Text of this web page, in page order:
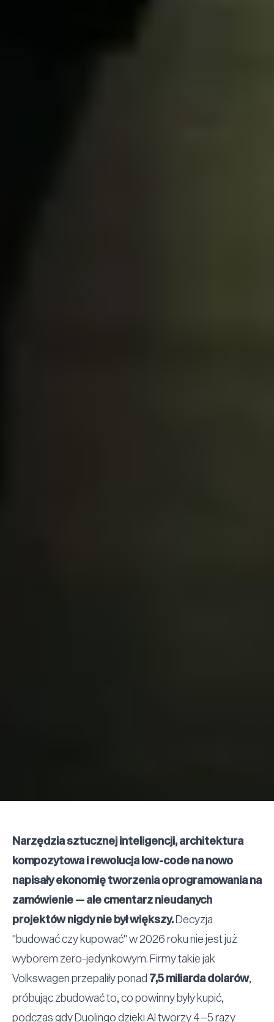
Narzędzia sztucznej inteligencji, architektura
kompozytowa i rewolucja low-code na nowo
napisały ekonomię tworzenia oprogramowania na
zamówienie — ale cmentarz nieudanych
projektów nigdy nie był większy.Decyzja
"budować czy kupować"w 2026 roku nie jest już
wyborem zero-jedynkowym. Firmy takie jak
Volkswagen przepaliły ponad 7,5 miliarda dolarów,
próbując zbudować to, co powinny były kupić,
podczas gdy Duolingo dzięki AI tworzy 4–5 razy